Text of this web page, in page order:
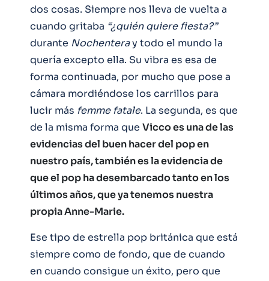
dos cosas. Siempre nos lleva de vuelta a
cuando gritaba “¿quién quiere fiesta?”
durante Nochenteray todo el mundo la
quería excepto ella. Su vibra es esa de
forma continuada, por mucho que pose a
cámara mordiéndose los carrillos para
lucir más femme fatale. La segunda, es que
de la misma forma que Vicco es una de las
evidencias del buen hacer del pop en
nuestro país, también es la evidencia de
que el pop ha desembarcado tanto en los
últimos años, que ya tenemos nuestra
propia Anne-Marie.
Ese tipo de estrella pop británica que está
siempre como de fondo, que de cuando
en cuando consigue un éxito, pero que